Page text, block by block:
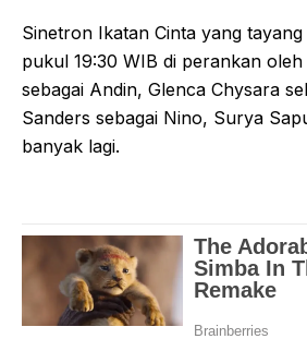
Sinetron Ikatan Cinta yang
pukul 19:30 WIB di perankan
sebagai Andin, Glenca Chysara
Sanders sebagai Nino, Surya
banyak lagi.